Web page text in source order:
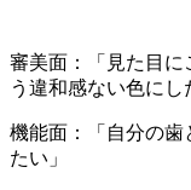
審美面：「見た目に
う違和感ない色にし
機能面：「自分の歯
たい」